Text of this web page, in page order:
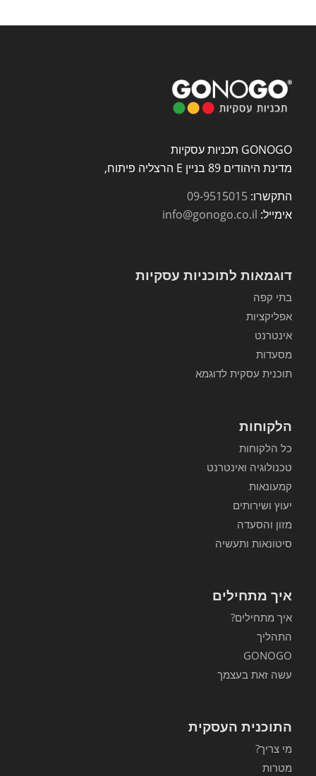
GONOGO תכניות עסקיות
מדינת היהודים 89 בניין E הרצליה פיתוח,
התקשרו: 09-9515015
אימייל: info@gonogo.co.il
דוגמאות לתוכניות עסקיות
בתי קפה
אפליקציות
אינטרנט
מסעדות
תוכנית עסקית לדוגמא
הלקוחות
כל הלקוחות
טכנולוגיה ואינטרנט
קמעונאות
יעוץ ושירותים
מזון והסעדה
סיטונאות ותעשיה
איך מתחילים
איך מתחילים?
התהליך
GONOGO
עשה זאת בעצמך
התוכנית העסקית
מי צריך?
מטרות